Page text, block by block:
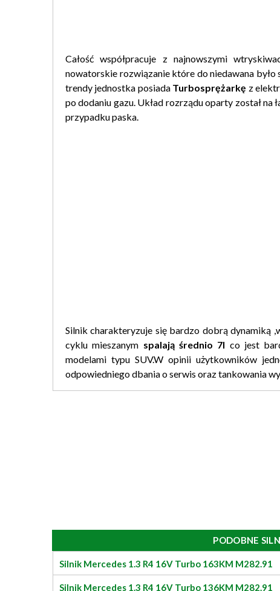
Całość współpracuje z najnowszymi
nowatorskie rozwiązanie które do niedawana
trendy jednostka posiada Turbosprężarkę z
po dodaniu gazu. Układ rozrządu oparty został
przypadku paska.
Silnik charakteryzuje się bardzo dobrą dynamiką
cyklu mieszanym spalają średnio 7l co jest
modelami typu SUV.W opinii użytkowników
odpowiedniego dbania o serwis oraz tankowania
PODOBNE
Silnik Mercedes 1.3 R4 16V Turbo 163KM M282.91
Silnik Mercedes 1.3 R4 16V Turbo 136KM M282.91